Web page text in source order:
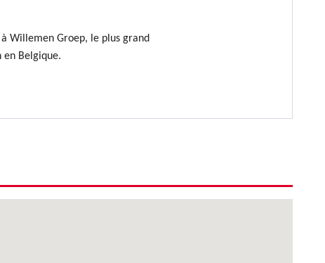
Willemen Groep, le plus grand
Belgique.